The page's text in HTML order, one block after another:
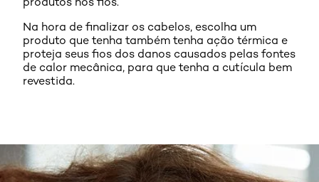
Na hora de finalizar os cabelos, escolha um
produto que tenha também tenha ação térmica e
proteja seus fios dos danos causados pelas fontes
de calor mecânica, para que tenha a cutícula bem
revestida.